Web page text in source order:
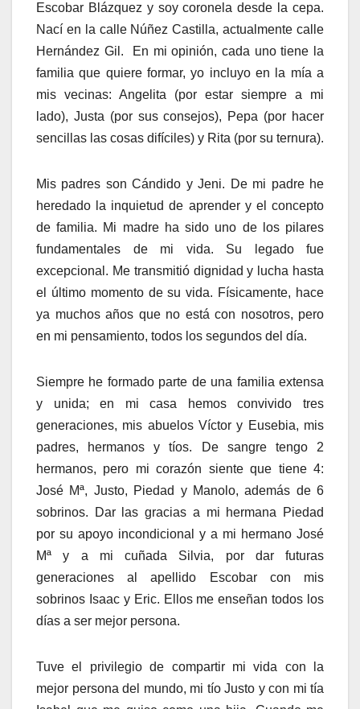
Escobar Blázquez y soy coronela desde la cepa.
Nací en la calle Núñez Castilla, actualmente calle
Hernández Gil. En mi opinión, cada uno tiene la
familia que quiere formar, yo incluyo en la mía a
mis vecinas: Angelita (por estar siempre a mi
lado), Justa (por sus consejos), Pepa (por hacer
sencillas las cosas difíciles) y Rita (por su ternura).
Mis padres son Cándido y Jeni. De mi padre he
heredado la inquietud de aprender y el concepto
de familia. Mi madre ha sido uno de los pilares
fundamentales de mi vida. Su legado fue
excepcional. Me transmitió dignidad y lucha hasta
el último momento de su vida. Físicamente, hace
ya muchos años que no está con nosotros, pero
en mi pensamiento, todos los segundos del día.
Siempre he formado parte de una familia extensa
y unida; en mi casa hemos convivido tres
generaciones, mis abuelos Víctor y Eusebia, mis
padres, hermanos y tíos. De sangre tengo 2
hermanos, pero mi corazón siente que tiene 4:
José Mª, Justo, Piedad y Manolo, además de 6
sobrinos. Dar las gracias a mi hermana Piedad
por su apoyo incondicional y a mi hermano José
Mª y a mi cuñada Silvia, por dar futuras
generaciones al apellido Escobar con mis
sobrinos Isaac y Eric. Ellos me enseñan todos los
días a ser mejor persona.
Tuve el privilegio de compartir mi vida con la
mejor persona del mundo, mi tío Justo y con mi tía